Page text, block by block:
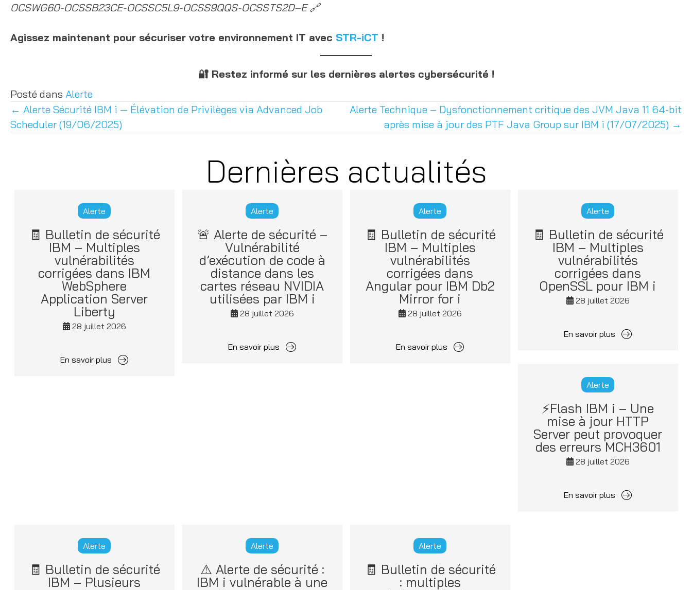
OCSWG60-OCSSB23CE-OCSSC5L9-OCSS9QQS-OCSSTS2D–E 🔗
Agissez maintenant pour sécuriser votre environnement IT avec STR-iCT !
🔐 Restez informé sur les dernières alertes cybersécurité !
Posté dans Alerte
Posts
← Alerte Sécurité IBM i — Élévation de Privilèges via Advanced Job
Scheduler (19/06/2025)
Alerte Technique – Dysfonctionnement critique des JVM Java 11 64-bit
après mise à jour des PTF Java Group sur IBM i (17/07/2025) →
Dernières actualités
Alerte
🧾 Bulletin de sécurité
IBM – Multiples
vulnérabilités
corrigées dans IBM
WebSphere
Application Server
Liberty
28 juillet 2026
En savoir plus
Alerte
🚨 Alerte de sécurité –
Vulnérabilité
d’exécution de code à
distance dans les
cartes réseau NVIDIA
utilisées par IBM i
28 juillet 2026
En savoir plus
Alerte
🧾 Bulletin de sécurité
IBM – Multiples
vulnérabilités
corrigées dans
Angular pour IBM Db2
Mirror for i
28 juillet 2026
En savoir plus
Alerte
🧾 Bulletin de sécurité
IBM – Multiples
vulnérabilités
corrigées dans
OpenSSL pour IBM i
28 juillet 2026
En savoir plus
Alerte
⚡Flash IBM i – Une
mise à jour HTTP
Server peut provoquer
des erreurs MCH3601
28 juillet 2026
En savoir plus
Alerte
🧾 Bulletin de sécurité
IBM – Plusieurs
Alerte
⚠️ Alerte de sécurité :
IBM i vulnérable à une
Alerte
🧾 Bulletin de sécurité
: multiples